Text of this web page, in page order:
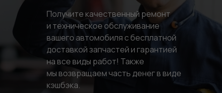
Получите качественный ремонт
и техническое обслуживание
вашего автомобиля с бесплатной
доставкой запчастей и гарантией
на все виды работ! Также
мы возвращаем часть денег в виде
кэшбэка.
Об услуге